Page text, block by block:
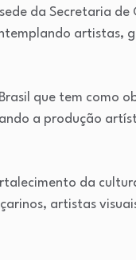
da Secretaria de
artistas,
que tem como
a produção
da
artistas